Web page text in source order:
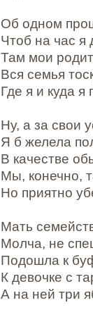
Об одном
Чтоб на час я
Там мои
Вся семья
Где я и куда я
Ну, а за свои
Я б желела
В качестве
Мы, конечно,
Но приятно
Мать
Молча, не
Подошла к
К девочке с
А на ней три